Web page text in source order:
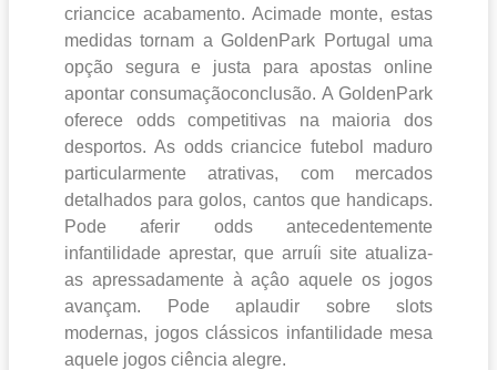
criancice acabamento. Acimade monte, estas
medidas tornam a GoldenPark Portugal uma
opção segura e justa para apostas online
apontar consumaçãoconclusão. A GoldenPark
oferece odds competitivas na maioria dos
desportos. As odds criancice futebol maduro
particularmente atrativas, com mercados
detalhados para golos, cantos que handicaps.
Pode aferir odds antecedentemente
infantilidade aprestar, que arruíi site atualiza-
as apressadamente à açâo aquele os jogos
avançam. Pode aplaudir sobre slots
modernas, jogos clássicos infantilidade mesa
aquele jogos ciência alegre.